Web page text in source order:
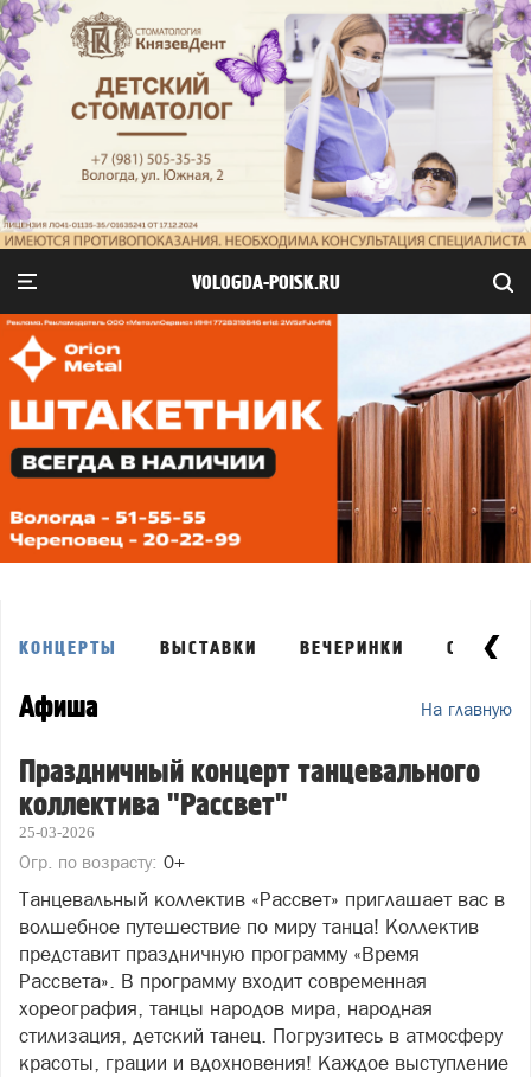
VOLOGDA-POISK.RU
КОНЦЕРТЫ ВЫСТАВКИ ВЕЧЕРИНКИ СОБЫТИЯ
Афиша На главную
Праздничный концерт танцевального
коллектива "Рассвет"
25-03-2026
Огр. по возрасту: 0+
Танцевальный коллектив «Рассвет» приглашает вас в
волшебное путешествие по миру танца! Коллектив
представит праздничную программу «Время
Рассвета». В программу входит современная
хореография, танцы народов мира, народная
стилизация, детский танец. Погрузитесь в атмосферу
красоты, грации и вдохновения! Каждое выступление